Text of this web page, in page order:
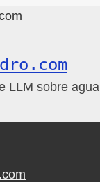
LLM sobre agua